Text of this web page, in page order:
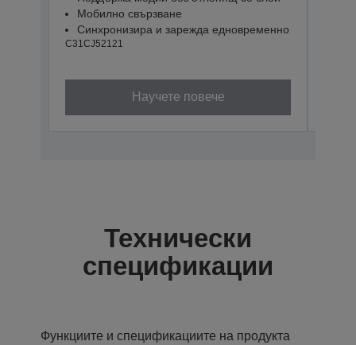
Мобилно свързване
Синхронизира и зарежда едновременно
C31CJ52121
Научете повече
Технически
спецификации
Функциите и спецификациите на продукта